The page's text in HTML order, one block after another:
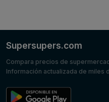
Supersupers.com
Compara precios de
Información actualizada de miles